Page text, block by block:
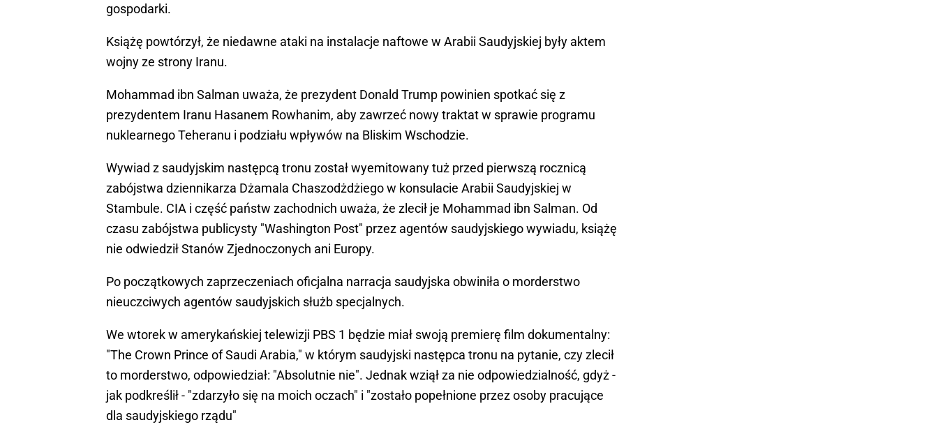
gospodarki.
Książę powtórzył, że niedawne ataki na instalacje naftowe w Arabii Saudyjskiej były aktem
wojny ze strony Iranu.
Mohammad ibn Salman uważa, że prezydent Donald Trump powinien spotkać się z
prezydentem Iranu Hasanem Rowhanim, aby zawrzeć nowy traktat w sprawie programu
nuklearnego Teheranu i podziału wpływów na Bliskim Wschodzie.
Wywiad z saudyjskim następcą tronu został wyemitowany tuż przed pierwszą rocznicą
zabójstwa dziennikarza Dżamala Chaszodżdżiego w konsulacie Arabii Saudyjskiej w
Stambule. CIA i część państw zachodnich uważa, że zlecił je Mohammad ibn Salman. Od
czasu zabójstwa publicysty "Washington Post" przez agentów saudyjskiego wywiadu, książę
nie odwiedził Stanów Zjednoczonych ani Europy.
Po początkowych zaprzeczeniach oficjalna narracja saudyjska obwiniła o morderstwo
nieuczciwych agentów saudyjskich służb specjalnych.
We wtorek w amerykańskiej telewizji PBS 1 będzie miał swoją premierę film dokumentalny:
"The Crown Prince of Saudi Arabia," w którym saudyjski następca tronu na pytanie, czy zlecił
to morderstwo, odpowiedział: "Absolutnie nie". Jednak wziął za nie odpowiedzialność, gdyż -
jak podkreślił - "zdarzyło się na moich oczach" i "zostało popełnione przez osoby pracujące
dla saudyjskiego rządu"